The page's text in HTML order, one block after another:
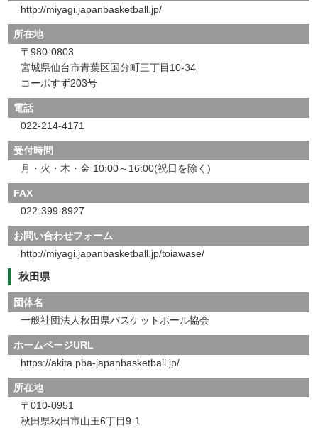
http://miyagi.japanbasketball.jp/
所在地
〒980-0803
宮城県仙台市青葉区国分町三丁目10-34
コーポすず203号
電話
022-214-4171
受付時間
月・火・木・金 10:00～16:00(祝日を除く)
FAX
022-399-8927
お問い合わせフォーム
http://miyagi.japanbasketball.jp/toiawase/
秋田県
団体名
一般社団法人秋田県バスケットボール協会
ホームページURL
https://akita.pba-japanbasketball.jp/
所在地
〒010-0951
秋田県秋田市山王6丁目9-1